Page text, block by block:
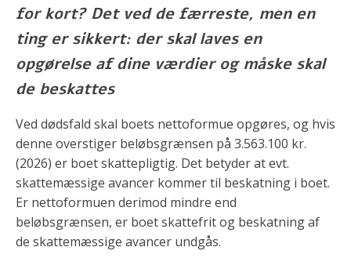
for kort? Det ved de færreste, men en
ting er sikkert: der skal laves en
opgørelse af dine værdier og måske skal
de beskattes
Ved dødsfald skal boets nettoformue opgøres, og hvis
denne overstiger beløbsgrænsen på 3.563.100 kr.
(2026) er boet skattepligtig. Det betyder at evt.
skattemæssige avancer kommer til beskatning i boet.
Er nettoformuen derimod mindre end
beløbsgrænsen, er boet skattefrit og beskatning af
de skattemæssige avancer undgås.